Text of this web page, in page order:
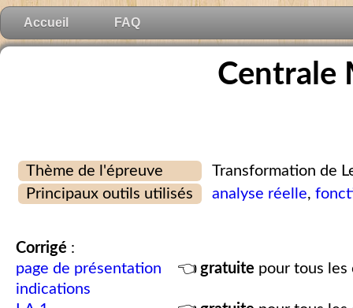
Accueil FAQ
Centrale
Thème de l'épreuve
Transformation de
Principaux outils utilisés
analyse réelle,
Corrigé :
page de présentation
👈 gratuite pour tous les
indications